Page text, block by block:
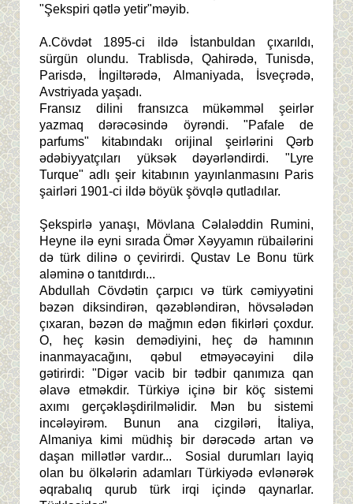
"Şekspiri qətlə yetir"məyib.
A.Cövdət 1895-ci ildə İstanbuldan çıxarıldı,
sürgün olundu. Trablisdə, Qahirədə, Tunisdə,
Parisdə, İngiltərədə, Almaniyada, İsveçrədə,
Avstriyada yaşadı.
Fransız dilini fransızca mükəmməl şeirlər
yazmaq dərəcəsində öyrəndi. "Pafale de
parfums" kitabındakı orijinal şeirlərini Qərb
ədəbiyyatçıları yüksək dəyərləndirdi. "Lyre
Turque" adlı şeir kitabının yayınlanmasını Paris
şairləri 1901-ci ildə böyük şövqlə qutladılar.
Şekspirlə yanaşı, Mövlana Cəlaləddin Rumini,
Heyne ilə eyni sırada Ömər Xəyyamın rübailərini
də türk dilinə o çevirirdi. Qustav Le Bonu türk
aləminə o tanıtdırdı...
Abdullah Cövdətin çarpıcı və türk cəmiyyətini
bəzən diksindirən, qəzəbləndirən, hövsələdən
çıxaran, bəzən də mağmın edən fikirləri çoxdur.
O, heç kəsin demədiyini, heç də hamının
inanmayacağını, qəbul etməyəcəyini dilə
gətirirdi: "Digər vacib bir tədbir qanımıza qan
əlavə etməkdir. Türkiyə içinə bir köç sistemi
axımı gerçəkləşdirilməlidir. Mən bu sistemi
incələyirəm. Bunun ana cizgiləri, İtaliya,
Almaniya kimi müdhiş bir dərəcədə artan və
daşan millətlər vardır... Sosial durumları layiq
olan bu ölkələrin adamları Türkiyədə evlənərək
əqrabalıq qurub türk irqi içində qaynarlar.